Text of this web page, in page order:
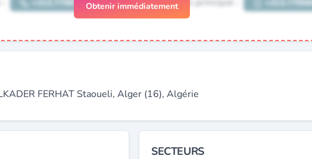
Obtenir immédiatement
FERHAT Staoueli, Alger (16), Algérie
SECTEURS